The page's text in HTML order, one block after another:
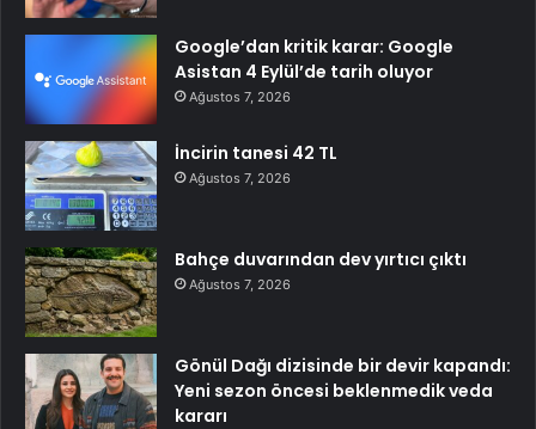
Google’dan kritik karar: Google
Asistan 4 Eylül’de tarih oluyor
Ağustos 7, 2026
İncirin tanesi 42 TL
Ağustos 7, 2026
Bahçe duvarından dev yırtıcı çıktı
Ağustos 7, 2026
Gönül Dağı dizisinde bir devir kapandı:
Yeni sezon öncesi beklenmedik veda
kararı